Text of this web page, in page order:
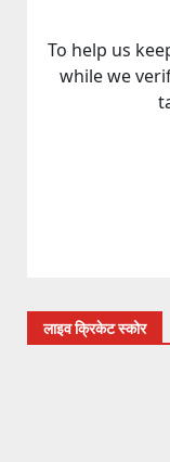
लाइव क्रिकेट स्कोर